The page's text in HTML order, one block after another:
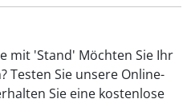
mit 'Stand' Möchten Sie Ihr
Testen Sie unsere Online-
Sie eine kostenlose